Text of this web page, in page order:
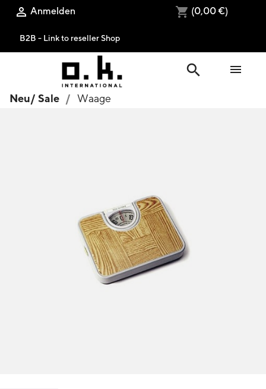
 Anmelden shopping_cart (0,00 €)
B2B - Link to reseller Shop
search 
Neu/ Sale Waage